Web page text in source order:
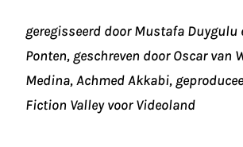
geregisseerd door Mustafa Duygulu
Ponten, geschreven door Oscar van
Medina, Achmed Akkabi,
Fiction Valley voor Videoland